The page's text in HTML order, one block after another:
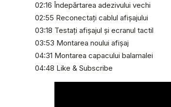
02:16 Îndepărtarea adezivului vechi
02:55 Reconectați cablul afișajului
03:18 Testați afișajul și ecranul tactil
03:53 Montarea noului afișaj
04:31 Montarea capacului balamalei
04:48 Like & Subscribe